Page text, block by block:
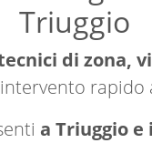
Triuggio
di zona,
rapido
a Triuggio